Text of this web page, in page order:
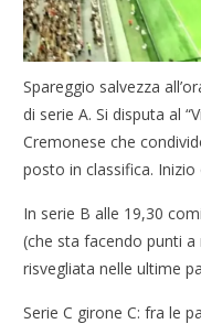
Spareggio salvezza
di serie A. Si disputa al
Cremonese che
posto in classifica. Inizio
In serie B alle 19,30
(che sta facendo punti
risvegliata nelle ultime
Serie C girone C: fra le